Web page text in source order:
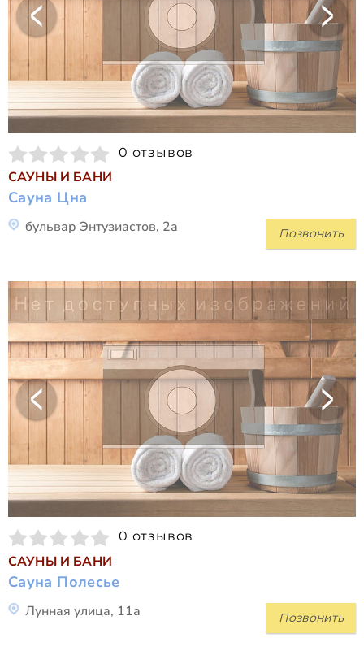
0 отзывов
САУНЫ И БАНИ
Сауна Цна
Позвонить
бульвар Энтузиастов, 2а
0 отзывов
САУНЫ И БАНИ
Сауна Полесье
Позвонить
Лунная улица, 11а